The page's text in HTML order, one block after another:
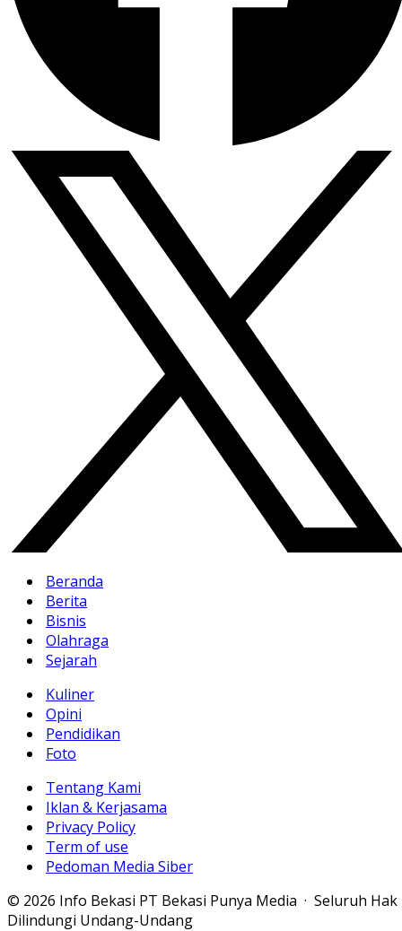
Beranda
Berita
Bisnis
Olahraga
Sejarah
Kuliner
Opini
Pendidikan
Foto
Tentang Kami
Iklan & Kerjasama
Privacy Policy
Term of use
Pedoman Media Siber
© 2026 Info Bekasi PT Bekasi Punya Media · Seluruh Hak
Dilindungi Undang-Undang